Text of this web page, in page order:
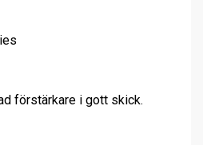
förstärkare i gott skick.